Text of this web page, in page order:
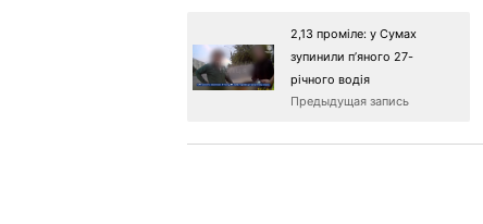
2,13 проміле: у Сумах
зупинили п’яного 27-
річного водія
Предыдущая запись